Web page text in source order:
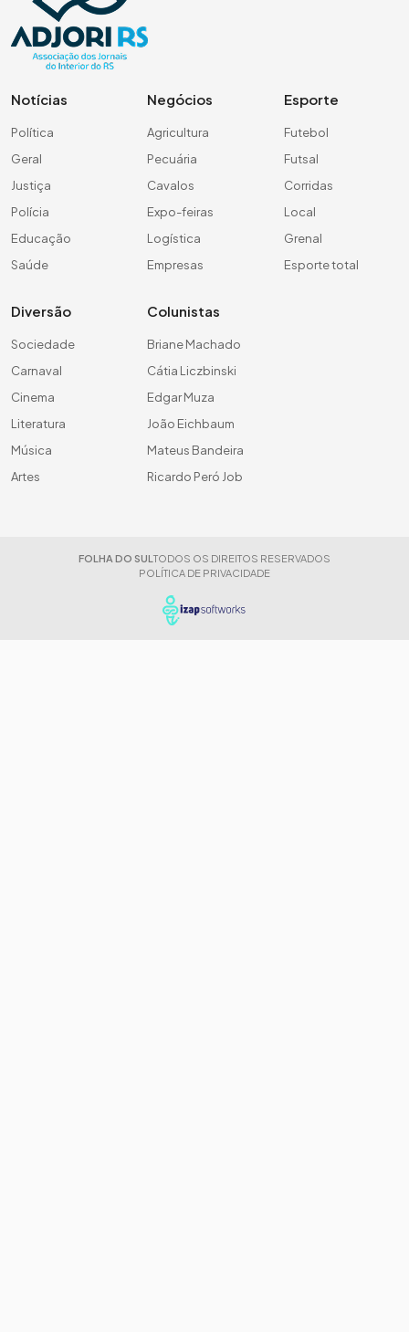
Notícias
Política
Geral
Justiça
Polícia
Educação
Saúde
Negócios
Agricultura
Pecuária
Cavalos
Expo-feiras
Logística
Empresas
Esporte
Futebol
Futsal
Corridas
Local
Grenal
Esporte total
Diversão
Sociedade
Carnaval
Cinema
Literatura
Música
Artes
Colunistas
Briane Machado
Cátia Liczbinski
Edgar Muza
João Eichbaum
Mateus Bandeira
Ricardo Peró Job
FOLHA DO SUL TODOS OS DIREITOS RESERVADOS
POLÍTICA DE PRIVACIDADE